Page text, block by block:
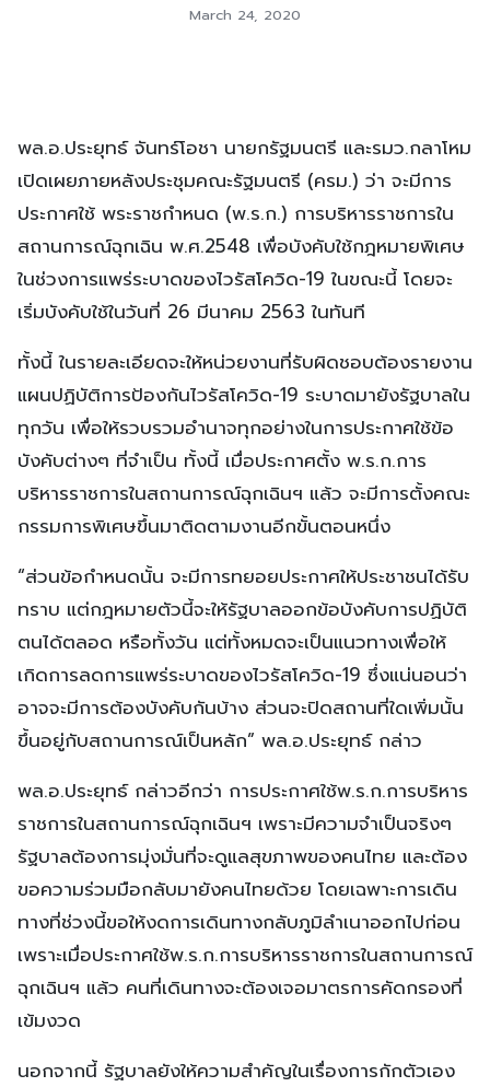
March 24, 2020
พล.อ.ประยุทธ์ จันทร์โอชา นายกรัฐมนตรี และรมว.กลาโหม
เปิดเผยภายหลังประชุมคณะรัฐมนตรี (ครม.) ว่า จะมีการ
ประกาศใช้ พระราชกำหนด (พ.ร.ก.) การบริหารราชการใน
สถานการณ์ฉุกเฉิน พ.ศ.2548 เพื่อบังคับใช้กฎหมายพิเศษ
ในช่วงการแพร่ระบาดของไวรัสโควิด-19 ในขณะนี้ โดยจะ
เริ่มบังคับใช้ในวันที่ 26 มีนาคม 2563 ในทันที
ทั้งนี้ ในรายละเอียดจะให้หน่วยงานที่รับผิดชอบต้องรายงาน
แผนปฏิบัติการป้องกันไวรัสโควิด-19 ระบาดมายังรัฐบาลใน
ทุกวัน เพื่อให้รวบรวมอำนาจทุกอย่างในการประกาศใช้ข้อ
บังคับต่างๆ ที่จำเป็น ทั้งนี้ เมื่อประกาศตั้ง พ.ร.ก.การ
บริหารราชการในสถานการณ์ฉุกเฉินฯ แล้ว จะมีการตั้งคณะ
กรรมการพิเศษขึ้นมาติดตามงานอีกขั้นตอนหนึ่ง
“ส่วนข้อกำหนดนั้น จะมีการทยอยประกาศให้ประชาชนได้รับ
ทราบ แต่กฎหมายตัวนี้จะให้รัฐบาลออกข้อบังคับการปฏิบัติ
ตนได้ตลอด หรือทั้งวัน แต่ทั้งหมดจะเป็นแนวทางเพื่อให้
เกิดการลดการแพร่ระบาดของไวรัสโควิด-19 ซึ่งแน่นอนว่า
อาจจะมีการต้องบังคับกันบ้าง ส่วนจะปิดสถานที่ใดเพิ่มนั้น
ขึ้นอยู่กับสถานการณ์เป็นหลัก” พล.อ.ประยุทธ์ กล่าว
พล.อ.ประยุทธ์ กล่าวอีกว่า การประกาศใช้พ.ร.ก.การบริหาร
ราชการในสถานการณ์ฉุกเฉินฯ เพราะมีความจำเป็นจริงๆ
รัฐบาลต้องการมุ่งมั่นที่จะดูแลสุขภาพของคนไทย และต้อง
ขอความร่วมมือกลับมายังคนไทยด้วย โดยเฉพาะการเดิน
ทางที่ช่วงนี้ขอให้งดการเดินทางกลับภูมิลำเนาออกไปก่อน
เพราะเมื่อประกาศใช้พ.ร.ก.การบริหารราชการในสถานการณ์
ฉุกเฉินฯ แล้ว คนที่เดินทางจะต้องเจอมาตรการคัดกรองที่
เข้มงวด
นอกจากนี้ รัฐบาลยังให้ความสำคัญในเรื่องการกักตัวเอง